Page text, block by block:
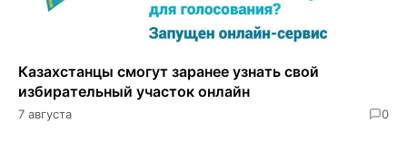
Казахстанцы смогут заранее узнать свой
избирательный участок онлайн
7 августа 0